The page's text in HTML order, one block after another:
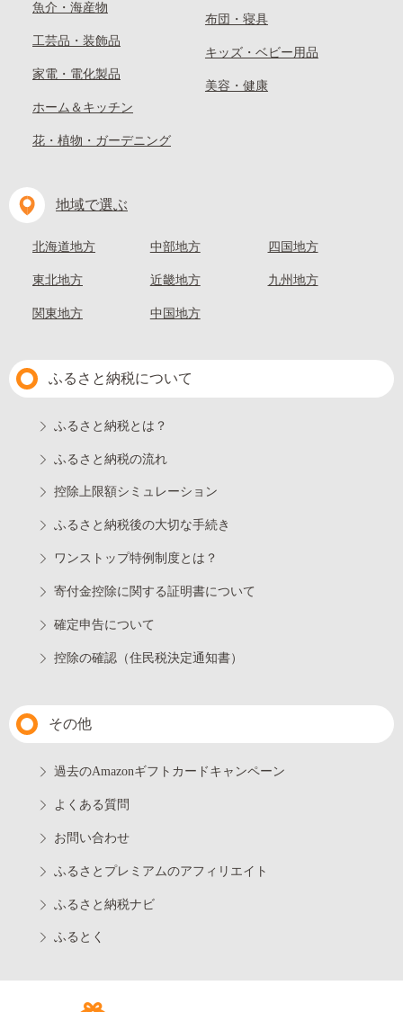
魚介・海産物
工芸品・装飾品
家電・電化製品
ホーム＆キッチン
花・植物・ガーデニング
布団・寝具
キッズ・ベビー用品
美容・健康
地域で選ぶ
北海道地方
東北地方
関東地方
中部地方
近畿地方
中国地方
四国地方
九州地方
ふるさと納税について
ふるさと納税とは？
ふるさと納税の流れ
控除上限額シミュレーション
ふるさと納税後の大切な手続き
ワンストップ特例制度とは？
寄付金控除に関する証明書について
確定申告について
控除の確認（住民税決定通知書）
その他
過去のAmazonギフトカードキャンペーン
よくある質問
お問い合わせ
ふるさとプレミアムのアフィリエイト
ふるさと納税ナビ
ふるとく